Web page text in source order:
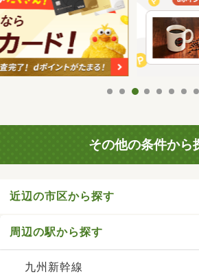
その他の条件から
近辺の市区から探す
周辺の駅から探す
九州新幹線